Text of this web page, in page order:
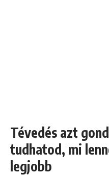
Tévedés azt
tudhatod, mi
legjobb